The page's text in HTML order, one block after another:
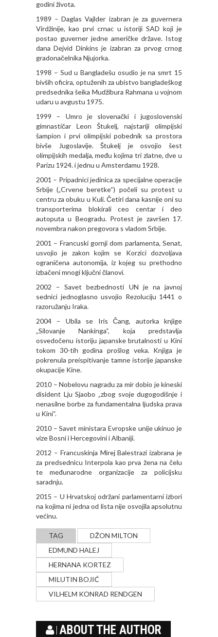
godini života.
1989 – Daglas Vajlder izabran je za guvernera
Virdžinije, kao prvi crnac u istoriji SAD koji je
postao guverner jedne američke države. Istog
dana Dejvid Dinkins je izabran za prvog crnog
gradonačelnika Njujorka.
1998 – Sud u Bangladešu osudio je na smrt 15
bivših oficira, optuženih za ubistvo bangladeškog
predsednika šeika Mudžibura Rahmana u vojnom
udaru u avgustu 1975.
1999 – Umro je slovenački i jugoslovenski
gimnastičar Leon Štukelj, najstariji olimpijski
šampion i prvi olimpijski pobednik sa prostora
bivše Jugoslavije. Štukelj je osvojio šest
olimpijskih medalja, među kojima tri zlatne, dve u
Parizu 1924. i jednu u Amsterdamu 1928.
2001 – Pripadnici jedinica za specijalne operacije
Srbije („Crvene beretke“) počeli su protest u
centru za obuku u Kuli. Četiri dana kasnije oni su
transporterima blokirali ceo centar i deo
autoputa u Beogradu. Protest je završen 17.
novembra nakon pregovora s vladom Srbije.
2001 – Francuski gornji dom parlamenta, Senat,
usvojio je zakon kojim se Korzici dozvoljava
ograničena autonomija, iz kojeg su prethodno
izbačeni mnogi ključni članovi.
2002 – Savet bezbednosti UN je na javnoj
sednici jednoglasno usvojio Rezoluciju 1441 o
razoružanju Iraka.
2004 – Ubila se Iris Čang, autorka knjige
„Silovanje Nankinga“, koja predstavlja
osvedočenu istoriju japanske brutalnosti u Kini
tokom 30-tih godina prošlog veka. Knjiga je
pokrenula preispitivanje tamne istorije japanske
okupacije Kine.
2010 – Nobelovu nagradu za mir dobio je kineski
disident Lju Sjaobo „zbog svoje dugogodišnje i
nenasilne borbe za fundamentalna ljudska prava
u Kini“.
2010 – Savet ministara Evropske unije ukinuo je
vize Bosni i Hercegovini i Albaniji.
2012 – Francuskinja Mirej Balestrazi izabrana je
za predsednicu Interpola kao prva žena na čelu
te međunarodne organizacije za policijsku
saradnju.
2015 – U Hrvatskoj održani parlamentarni izbori
na kojima ni jedna od lista nije osvojila apsolutnu
većinu.
TAG
DŽON MILTON
EDMUND HALEJ
HERNANA KORTEZ
MILUTIN BOJIĆ
VILHELM KONRAD RENDGEN
ABOUT THE AUTHOR